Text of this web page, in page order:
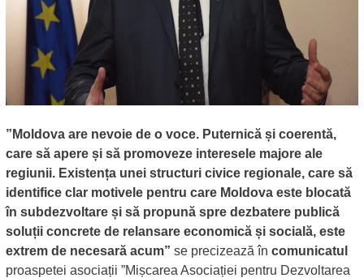
”Moldova are nevoie de o voce. Puternică și coerentă,
care să apere și să promoveze interesele majore ale
regiunii. Existența unei structuri civice regionale, care să
identifice clar motivele pentru care Moldova este blocată
în subdezvoltare și să propună spre dezbatere publică
soluții concrete de relansare economică și socială, este
extrem de necesară acum” se precizează în comunicatul
proaspetei asociații ”Mișcarea Asociației pentru Dezvoltarea